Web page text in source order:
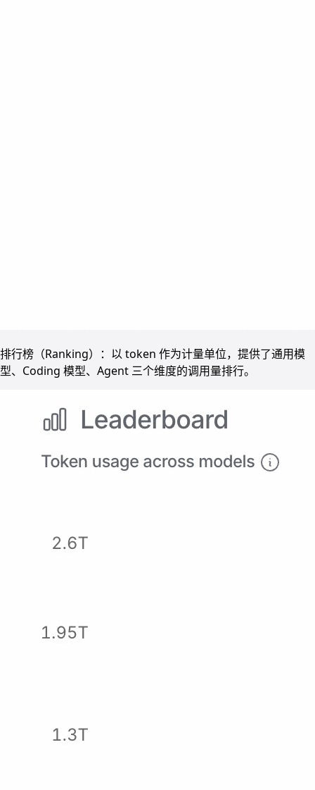
排行榜（Ranking）：以 token 作为计量单位，提供了通用模
型、Coding 模型、Agent 三个维度的调用量排行。